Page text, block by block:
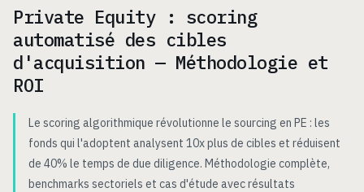
Private Equity : scoring
automatisé des cibles
d'acquisition — Méthodologie et
ROI
Le scoring algorithmique révolutionne le sourcing en PE : les
fonds qui l'adoptent analysent 10x plus de cibles et réduisent
de 40% le temps de due diligence. Méthodologie complète,
benchmarks sectoriels et cas d'étude avec résultats